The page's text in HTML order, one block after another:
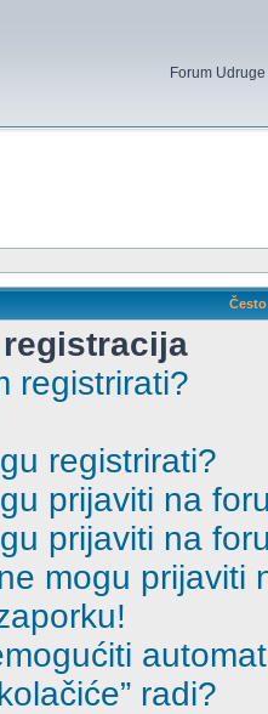
Forum
registrirati?
registrirati?
prijaviti na
prijaviti na
mogu prijaviti
radi?